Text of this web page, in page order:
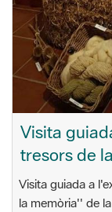
Visita
tresors de
Visita guiada a
la memòria'' de